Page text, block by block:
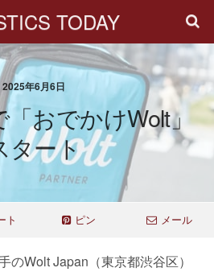
TODAY
2025年6月6日
「おでかけWolt」
タート
ト ピン メール
のWolt Japan（東京都渋谷区）